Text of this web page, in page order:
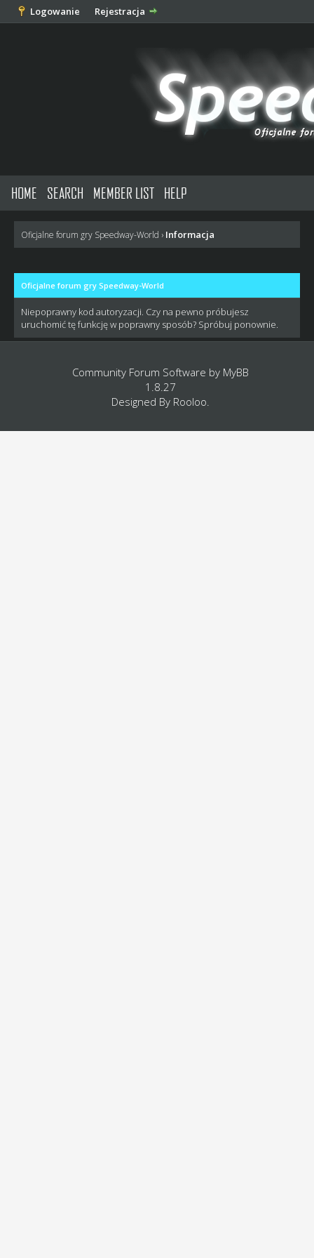
Logowanie Rejestracja
HOME SEARCH MEMBER LIST HELP
Oficjalne forum gry Speedway-World › Informacja
Oficjalne forum gry Speedway-World
Niepoprawny kod autoryzacji. Czy na pewno próbujesz
uruchomić tę funkcję w poprawny sposób? Spróbuj ponownie.
Community Forum Software by MyBB
1.8.27
Designed By Rooloo.